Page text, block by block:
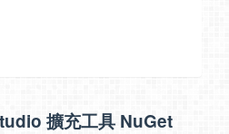
擴充工具 NuGet